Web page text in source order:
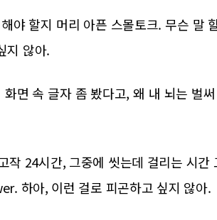
야 할지 머리 아픈 스몰토크. 무슨 말
지 않아.
면 속 글자 좀 봤다고, 왜 내 뇌는 벌
작 24시간, 그중에 씻는데 걸리는 시
하아, 이런 걸로 피곤하고 싶지 않아.